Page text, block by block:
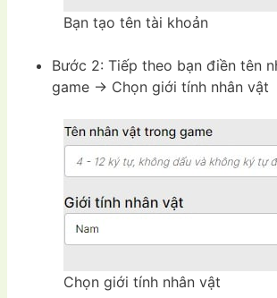
Bạn tạo tên tài khoản
Bước 2: Tiếp theo bạn điền tên
game -> Chọn giới tính nhân vật
Chọn giới tính nhân vật